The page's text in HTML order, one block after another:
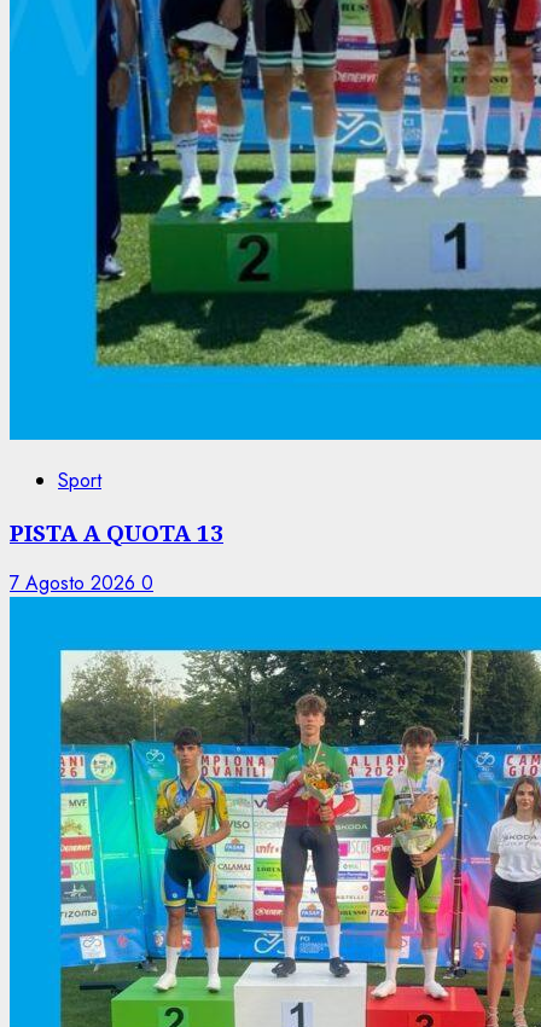
Sport
PISTA A QUOTA 13
7 Agosto 2026 0